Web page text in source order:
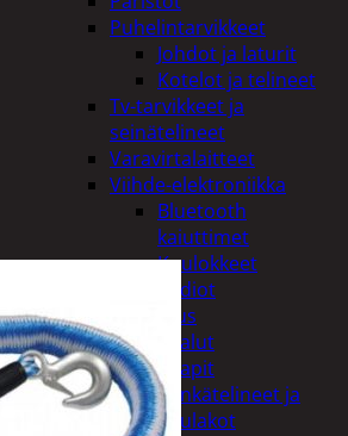
Puhelintarvikkeet
Johdot ja laturit
Kotelot ja telineet
Tv-tarvikkeet ja
seinätelineet
Varavirtalaitteet
Viihde-elektroniikka
Bluetooth
kaiuttimet
Kuulokkeet
Radiot
Koti ja sisustus
Huonekalut
Kaapit
Kenkätelineet ja
naulakot